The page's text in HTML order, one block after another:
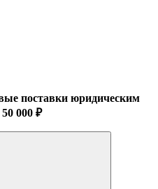
поставки юридическим
000 ₽